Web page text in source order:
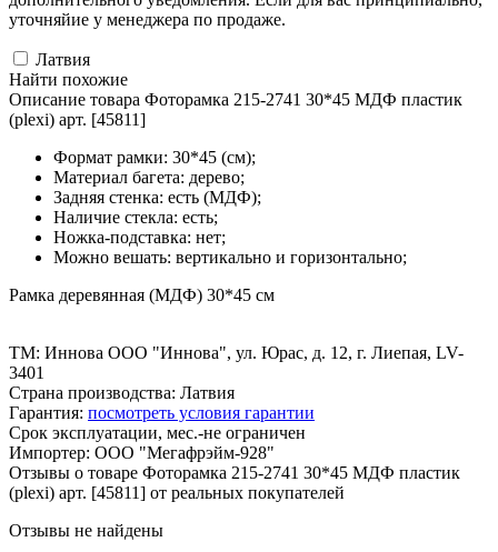
уточняйие у менеджера по продаже.
Латвия
Найти похожие
Описание товара Фоторамка 215-2741 30*45 МДФ пластик
(plexi) арт. [45811]
Формат рамки: 30*45 (см);
Материал багета: дерево;
Задняя стенка: есть (МДФ);
Наличие стекла: есть;
Ножка-подставка: нет;
Можно вешать: вертикально и горизонтально;
Рамка деревянная (МДФ) 30*45 см
ТМ: Иннова ООО "Иннова", ул. Юрас, д. 12, г. Лиепая, LV-
3401
Страна производства: Латвия
Гарантия: посмотреть условия гарантии
Срок эксплуатации, мес.-не ограничен
Импортер: ООО "Мегафрэйм-928"
Отзывы о товаре Фоторамка 215-2741 30*45 МДФ пластик
(plexi) арт. [45811] от реальных покупателей
Отзывы не найдены